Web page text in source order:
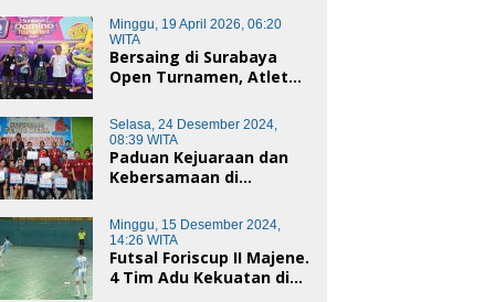
Minggu, 19 April 2026, 06:20
WITA
Bersaing di Surabaya
Open Turnamen, Atlet
melaju
Selasa, 24 Desember 2024,
08:39 WITA
Paduan Kejuaraan dan
Kebersamaan di
Minggu, 15 Desember 2024,
14:26 WITA
Futsal Foriscup II Majene.
4 Tim Adu Kekuatan di